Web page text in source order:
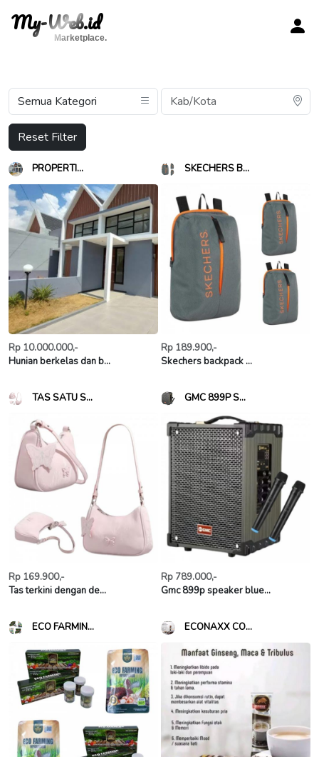
My-Web.id
Marketplace.
Reset Filter
PROPERTI...
Rp 10.000.000,-
Hunian berkelas dan b...
SKECHERS B...
Rp 189.900,-
Skechers backpack ...
TAS SATU S...
Rp 169.900,-
Tas terkini dengan de...
GMC 899P S...
Rp 789.000,-
Gmc 899p speaker blue...
ECO FARMIN... ECONAXX CO...